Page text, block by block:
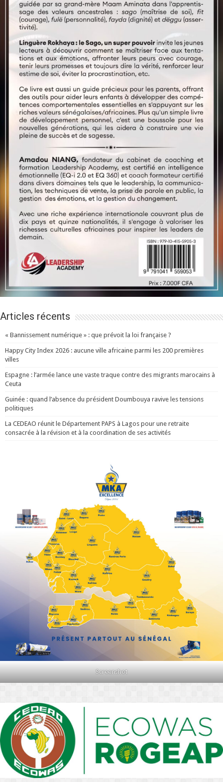
Articles récents
« Bannissement numérique » : que prévoit la loi française ?
Happy City Index 2026 : aucune ville africaine parmi les 200 premières
villes
Espagne : l’armée lance une vaste traque contre des migrants marocains à
Ceuta
Guinée : quand l’absence du président Doumbouya ravive les tensions
politiques
La CEDEAO réunit le Département PAPS à Lagos pour une retraite
consacrée à la révision et à la coordination de ses activités
Screenshot